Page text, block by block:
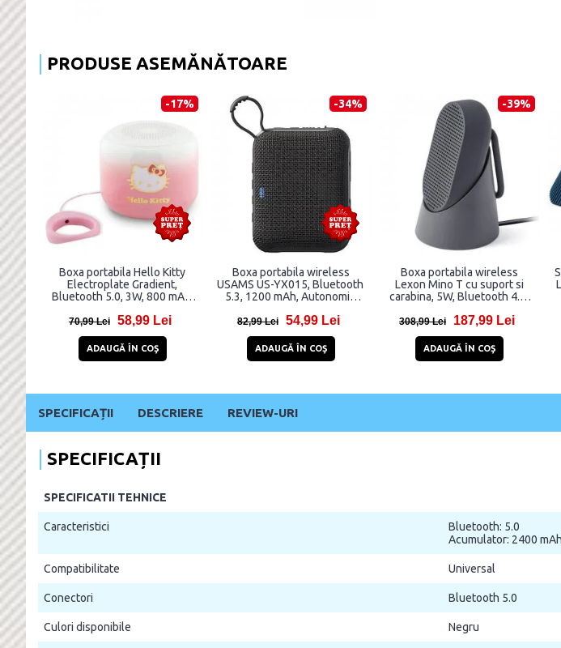
PRODUSE ASEMĂNĂTOARE
-17%
Boxa portabila Hello Kitty
Electroplate Gradient,
Bluetooth 5.0, 3W, 800 mAh,
70,99 Lei 58,99 Lei
ADAUGĂ ÎN COŞ
-34%
Boxa portabila wireless
USAMS US-YX015, Bluetooth
5.3, 1200 mAh, Autonomie
82,99 Lei 54,99 Lei
ADAUGĂ ÎN COŞ
-39%
Boxa portabila wireless
Lexon Mino T cu suport si
carabina, 5W, Bluetooth 4.2,
C, IPX4, Gri
308,99 Lei 187,99 Lei
ADAUGĂ ÎN COŞ
SPECIFICAȚII DESCRIERE REVIEW-URI
SPECIFICAȚII
SPECIFICATII TEHNICE
Caracteristici
Bluetooth: 5.0
Acumulator: 2400 mAh
Compatibilitate Universal
Conectori Bluetooth 5.0
Culori disponibile Negru